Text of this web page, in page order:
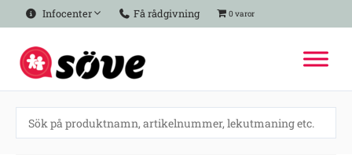
Hoppa
till
innehåll
Infocenter Få rådgivning 0 varor